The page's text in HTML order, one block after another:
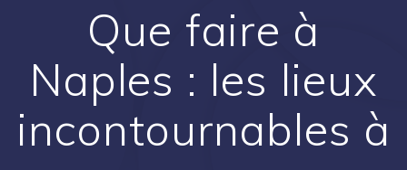
Que faire à
Naples : les lieux
incontournables à